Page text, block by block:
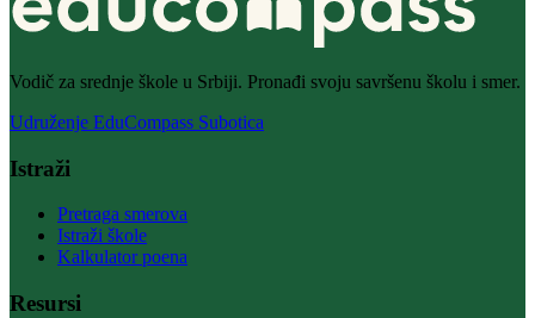
Vodič za srednje škole u Srbiji. Pronađi svoju savršenu školu i smer.
Udruženje EduCompass Subotica
Istraži
Pretraga smerova
Istraži škole
Kalkulator poena
Resursi